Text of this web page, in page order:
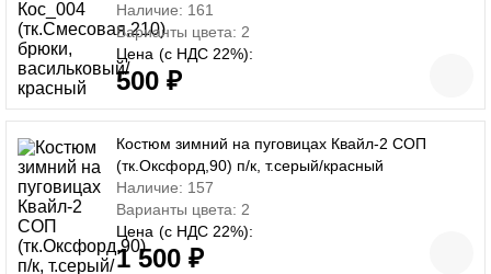
Наличие: 161
Варианты цвета: 2
Цена (с НДС 22%):
500 ₽
Костюм зимний на пуговицах Квайл-2 СОП
(тк.Оксфорд,90) п/к, т.серый/красный
Наличие: 157
Варианты цвета: 2
Цена (с НДС 22%):
1 500 ₽